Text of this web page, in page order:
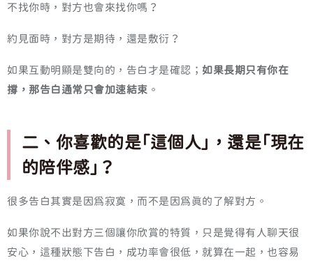
不找你時，對方也會來找你嗎？
約見面時，對方是期待，還是敷衍？
如果互動明顯是雙向的，告白才是確認； 如果長期只有你在
撐，那告白通常只會加速結束 。
二、你喜歡的是「這個人」，還是「現在
的陪伴感」？
很多告白其實是因為寂寞，而不是因為真的了解對方。
如果你說不出對方三個讓你欣賞的特質，只是覺得有人聊天很
安心，這種狀態下告白，成功率會很低，就算在一起，也容易